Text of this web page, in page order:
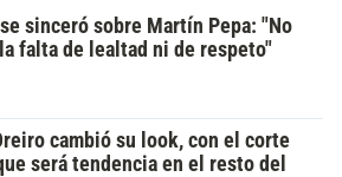
sinceró sobre Martín Pepa: "No
falta de lealtad ni de respeto"
cambió su look, con el corte
será tendencia en el resto del